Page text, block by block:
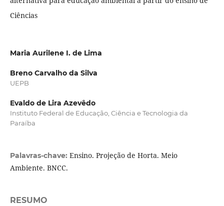
Ciências
Maria Aurilene I. de Lima
Breno Carvalho da Silva
UEPB
Evaldo de Lira Azevêdo
Instituto Federal de Educação, Ciência e Tecnologia da
Paraíba
Palavras-chave: Ensino. Projeção de Horta. Meio
Ambiente. BNCC.
RESUMO